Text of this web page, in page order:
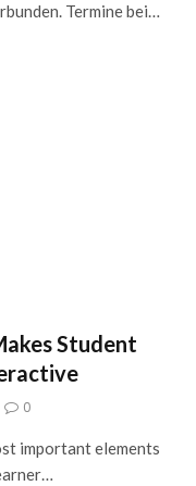
Termine bei…
Student
0
important elements